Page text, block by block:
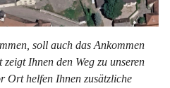
soll auch das Ankommen
Ihnen den Weg zu unseren
Ort helfen Ihnen zusätzliche